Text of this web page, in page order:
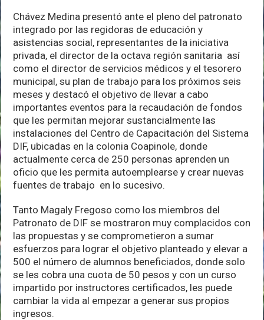
Chávez Medina presentó ante el pleno del patronato
integrado por las regidoras de educación y
asistencias social, representantes de la iniciativa
privada, el director de la octava región sanitaria así
como el director de servicios médicos y el tesorero
municipal, su plan de trabajo para los próximos seis
meses y destacó el objetivo de llevar a cabo
importantes eventos para la recaudación de fondos
que les permitan mejorar sustancialmente las
instalaciones del Centro de Capacitación del Sistema
DIF, ubicadas en la colonia Coapinole, donde
actualmente cerca de 250 personas aprenden un
oficio que les permita autoemplearse y crear nuevas
fuentes de trabajo en lo sucesivo.
Tanto Magaly Fregoso como los miembros del
Patronato de DIF se mostraron muy complacidos con
las propuestas y se comprometieron a sumar
esfuerzos para lograr el objetivo planteado y elevar a
500 el número de alumnos beneficiados, donde solo
se les cobra una cuota de 50 pesos y con un curso
impartido por instructores certificados, les puede
cambiar la vida al empezar a generar sus propios
ingresos.